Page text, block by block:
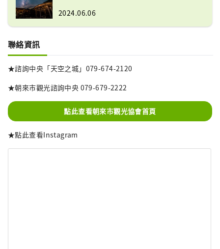
2024.06.06
聯絡資訊
★諮詢中央「天空之城」079-674-2120
★朝來市觀光諮詢中央 079-679-2222
點此查看朝來市觀光協會首頁
★點此查看Instagram